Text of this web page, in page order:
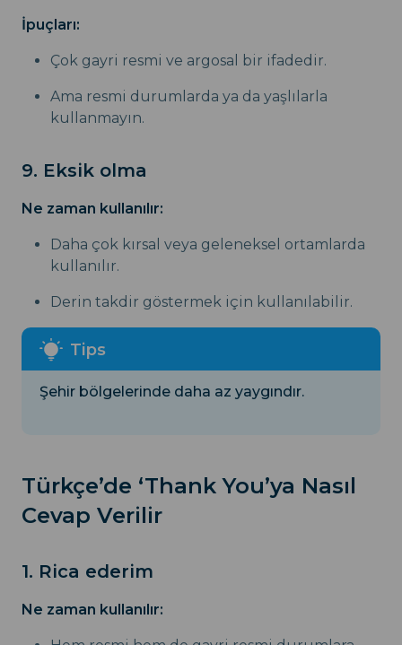
İpuçları:
Çok gayri resmi ve argosal bir ifadedir.
Ama resmi durumlarda ya da yaşlılarla
kullanmayın.
9. Eksik olma
Ne zaman kullanılır:
Daha çok kırsal veya geleneksel ortamlarda
kullanılır.
Derin takdir göstermek için kullanılabilir.
Şehir bölgelerinde daha az yaygındır.
Türkçe’de ‘Thank You’ya Nasıl
Cevap Verilir
1. Rica ederim
Ne zaman kullanılır: